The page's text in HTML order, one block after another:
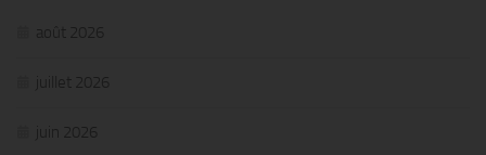
août 2026
juillet 2026
juin 2026